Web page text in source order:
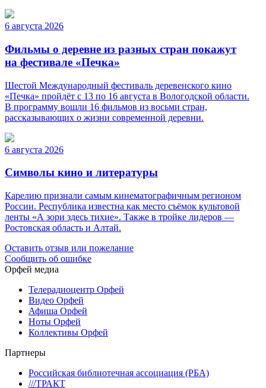
6 августа 2026
Фильмы о деревне из разных стран покажут
на фестивале «Печка»
Шестой Международный фестиваль деревенского кино
«Печка» пройдёт с 13 по 16 августа в Вологодской области.
В программу вошли 16 фильмов из восьми стран,
рассказывающих о жизни современной деревни.
6 августа 2026
Символы кино и литературы
Карелию признали самым кинематографичным регионом
России. Республика известна как место съёмок культовой
ленты «А зори здесь тихие». Также в тройке лидеров —
Ростовская область и Алтай.
Оставить отзыв или пожелание
Сообщить об ошибке
Орфей медиа
Телерадиоцентр Орфей
Видео Орфей
Афиша Орфей
Ноты Орфей
Коллективы Орфей
Партнеры
Российская библиотечная ассоциация (РБА)
///ТРАКТ